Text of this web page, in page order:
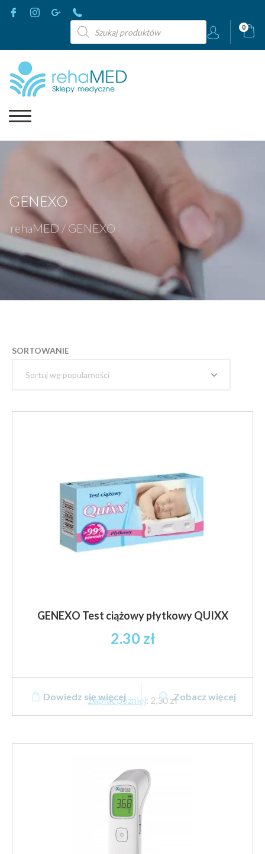
Wyszukiwarka
produktów
0
GENEXO
rehaMED / GENEXO
SORTOWANIE
GENEXO Test ciążowy płytkowy QUIXX
2.30 zł
Zapłać później: 2,30 zł
Dowiedz się więcej Zobacz więcej